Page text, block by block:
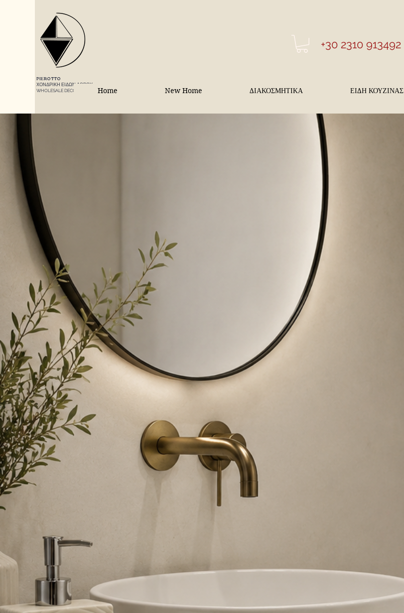
PIEROTTO
ΧΟΝΔΡΙΚΗ ΕΙΔΩΝ ΔΩΡΟΥ
WHOLESALE DECORATIONS
+30 2310 913492
Home New Home ΔΙΑΚΟΣΜΗΤΙΚΑ ΕΙΔΗ ΚΟΥΖΙΝΑΣ